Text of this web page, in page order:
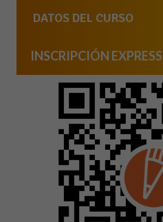
DATOS DEL CURSO
INSCRIPCIÓN EXPRESS